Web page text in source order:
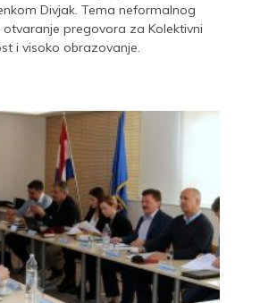
Divjak. Tema neformalnog
pregovora za Kolektivni
i visoko obrazovanje.